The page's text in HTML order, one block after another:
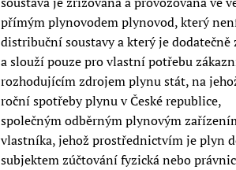
přímým plynovodem plynovod, který
distribuční soustavy a který je
a slouží pouze pro vlastní potřebu
rozhodujícím zdrojem plynu stát, na
roční spotřeby plynu v České republice,
společným odběrným plynovým
vlastníka, jehož prostřednictvím je plyn
subjektem zúčtování fyzická nebo